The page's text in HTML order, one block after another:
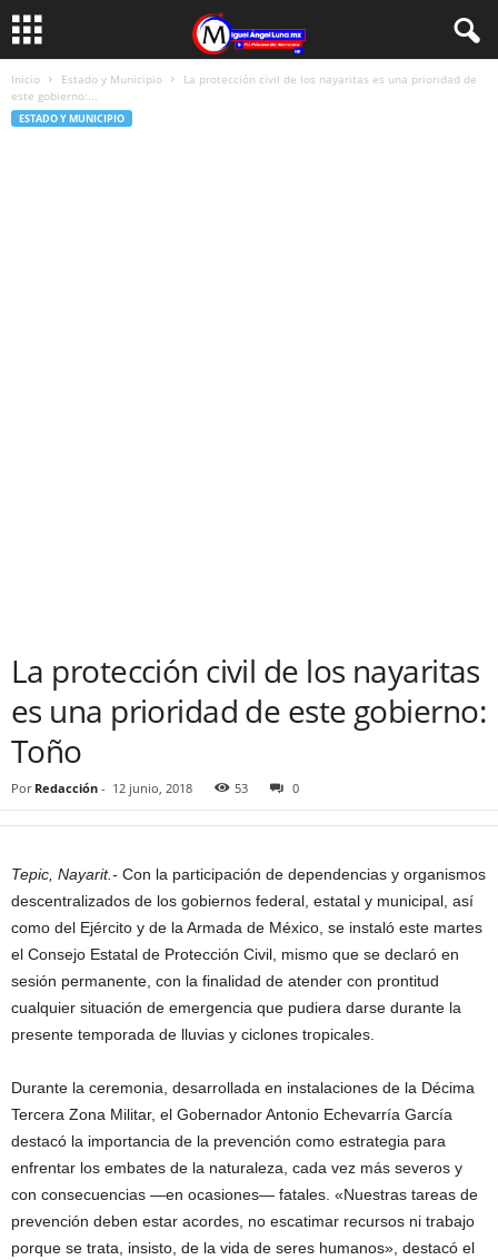
Inicio Estado y Municipio
La protección civil de los nayaritas es una prioridad de
este gobierno:...
ESTADO Y MUNICIPIO
La protección civil de los nayaritas
es una prioridad de este gobierno:
Toño
Por Redacción - 12 junio, 2018 53 0
Tepic, Nayarit.- Con la participación de dependencias y organismos
descentralizados de los gobiernos federal, estatal y municipal, así
como del Ejército y de la Armada de México, se instaló este martes
el Consejo Estatal de Protección Civil, mismo que se declaró en
sesión permanente, con la finalidad de atender con prontitud
cualquier situación de emergencia que pudiera darse durante la
presente temporada de lluvias y ciclones tropicales.
Durante la ceremonia, desarrollada en instalaciones de la Décima
Tercera Zona Militar, el Gobernador Antonio Echevarría García
destacó la importancia de la prevención como estrategia para
enfrentar los embates de la naturaleza, cada vez más severos y
con consecuencias —en ocasiones— fatales. «Nuestras tareas de
prevención deben estar acordes, no escatimar recursos ni trabajo
porque se trata, insisto, de la vida de seres humanos», destacó el